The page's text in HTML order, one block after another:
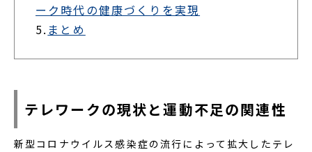
ーク時代の健康づくりを実現
5. まとめ
テレワークの現状と運動不足の関連性
新型コロナウイルス感染症の流行によって拡大したテレ